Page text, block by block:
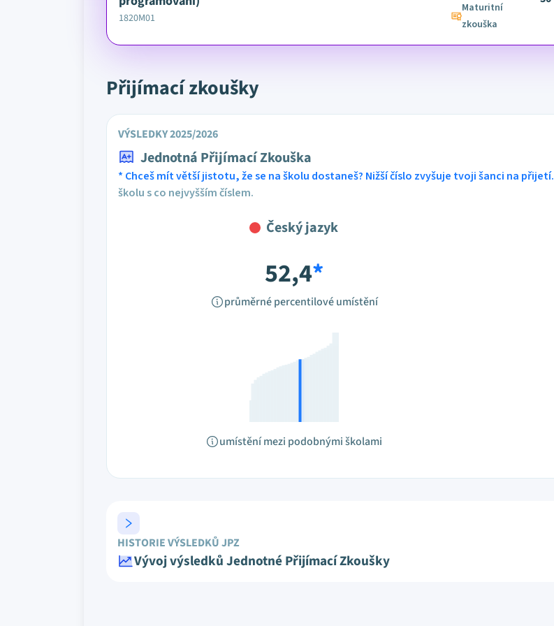
1820M01
Maturitní
zkouška
Přijímací zkoušky
VÝSLEDKY 2025/2026
Jednotná Přijímací Zkouška
* Chceš mít větší jistotu, že se na školu dostaneš? Nižší číslo zvyšuje tvoji šanci na přijetí.
školu s co nejvyšším číslem.
Český jazyk
52,4*
průměrné percentilové umístění
umístění mezi podobnými školami
HISTORIE VÝSLEDKŮ JPZ
Vývoj výsledků Jednotné Přijímací Zkoušky